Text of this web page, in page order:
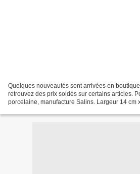
Quelques nouveautés sont arrivées en
retrouvez des prix soldés sur certains articles.
porcelaine, manufacture Salins. Largeur 14 cm